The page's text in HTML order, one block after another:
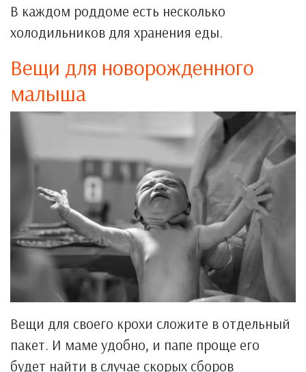
В каждом роддоме есть несколько
холодильников для хранения еды.
Вещи для новорожденного
малыша
Вещи для своего крохи сложите в отдельный
пакет. И маме удобно, и папе проще его
будет найти в случае скорых сборов